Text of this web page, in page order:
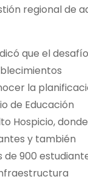
regional de
que el desafío
la
de Educación
Hospicio, donde
y también
900